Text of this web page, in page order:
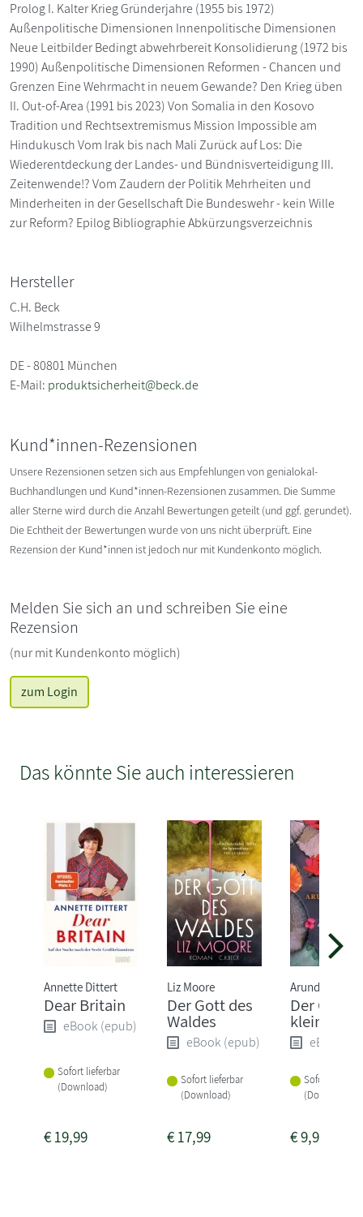
Prolog I. Kalter Krieg Gründerjahre (1955 bis 1972)
Außenpolitische Dimensionen Innenpolitische Dimensionen
Neue Leitbilder Bedingt abwehrbereit Konsolidierung (1972 bis
1990) Außenpolitische Dimensionen Reformen - Chancen und
Grenzen Eine Wehrmacht in neuem Gewande? Den Krieg üben
II. Out-of-Area (1991 bis 2023) Von Somalia in den Kosovo
Tradition und Rechtsextremismus Mission Impossible am
Hindukusch Vom Irak bis nach Mali Zurück auf Los: Die
Wiederentdeckung der Landes- und Bündnisverteidigung III.
Zeitenwende!? Vom Zaudern der Politik Mehrheiten und
Minderheiten in der Gesellschaft Die Bundeswehr - kein Wille
zur Reform? Epilog Bibliographie Abkürzungsverzeichnis
Hersteller
C.H. Beck
Wilhelmstrasse 9
DE - 80801 München
E-Mail: produktsicherheit@beck.de
Kund*innen-Rezensionen
Unsere Rezensionen setzen sich aus Empfehlungen von genialokal-
Buchhandlungen und Kund*innen-Rezensionen zusammen. Die Summe
aller Sterne wird durch die Anzahl Bewertungen geteilt (und ggf. gerundet).
Die Echtheit der Bewertungen wurde von uns nicht überprüft. Eine
Rezension der Kund*innen ist jedoch nur mit Kundenkonto möglich.
Melden Sie sich an und schreiben Sie eine
Rezension
(nur mit Kundenkonto möglich)
zum Login
Das könnte Sie auch interessieren
Annette Dittert
Dear Britain
eBook (epub)
Sofort lieferbar
(Download)
€19,99
Liz Moore
Der Gott des
Waldes
eBook (epub)
Sofort lieferbar
(Download)
€17,99
Arundhati Roy
Der Gott
kleinen
eBook
Sofort
(Download)
€9,99